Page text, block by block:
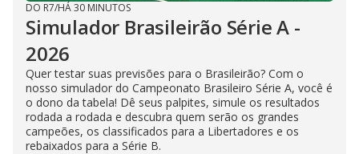
DO R7/HÁ 30 MINUTOS
Simulador Brasileirão Série A -
2026
Quer testar suas previsões para o Brasileirão? Com o
nosso simulador do Campeonato Brasileiro Série A, você é
o dono da tabela! Dê seus palpites, simule os resultados
rodada a rodada e descubra quem serão os grandes
campeões, os classificados para a Libertadores e os
rebaixados para a Série B.